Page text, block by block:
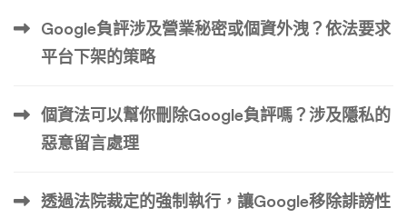
中提出的一個異常現象：過去三週，整體訂單量出現了連續
性的小幅下滑，雖然跌幅不大（約5%-8%），但違背了該
除了常見的外部因素： 問題沒有出現在「流量」的獲取
上，那麼，問題很可能出在「轉換」的環節。我們將焦點鎖
定在「轉換率漏斗」上。 關鍵的發現，出現在產品頁面的
nalytics事件追蹤與熱力圖時，發現了不尋常的模式： 這強
Google負評涉及營業秘密或個資外洩？依法要求
平台下架的策略
個資法可以幫你刪除Google負評嗎？涉及隱私的
惡意留言處理
透過法院裁定的強制執行，讓Google移除誹謗性